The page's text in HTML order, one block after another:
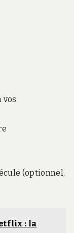
vos
(optionnel,
: la